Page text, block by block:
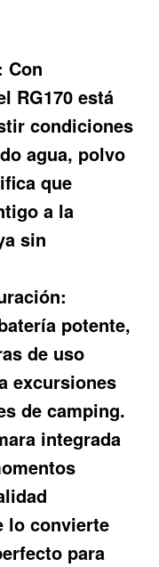
Con
RG170 está
condiciones
agua, polvo
que
a la
sin
potente,
de uso
excursiones
de camping.
integrada
lo convierte
para